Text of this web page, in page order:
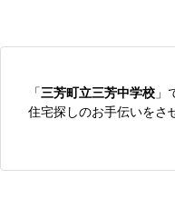
「三芳町立三芳中学校 」
住宅探しのお手伝いをさ